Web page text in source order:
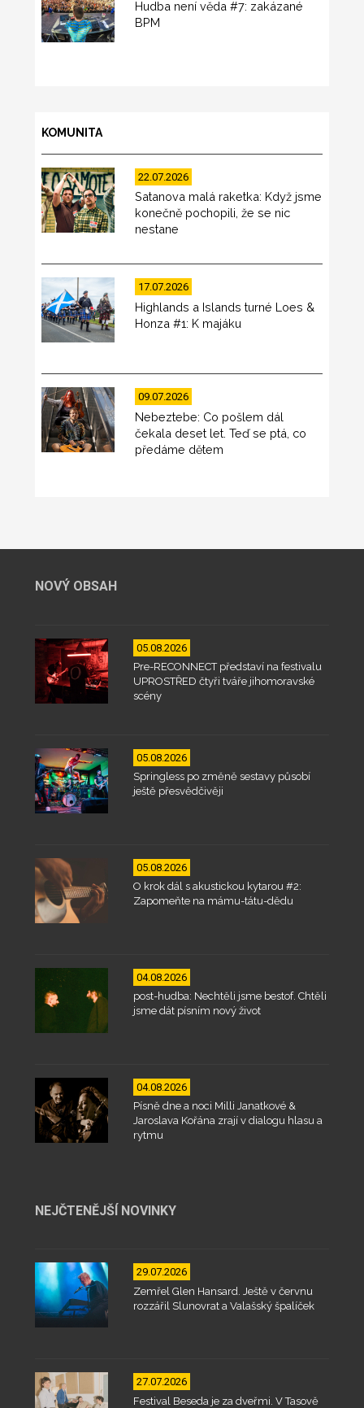
Hudba není věda #7: zakázané
BPM
KOMUNITA
22.07.2026
Satanova malá raketka: Když jsme
konečně pochopili, že se nic
nestane
17.07.2026
Highlands a Islands turné Loes &
Honza #1: K majáku
09.07.2026
Nebeztebe: Co pošlem dál
čekala deset let. Teď se ptá, co
předáme dětem
NOVÝ OBSAH
05.08.2026
Pre-RECONNECT představí na festivalu
UPROSTŘED čtyři tváře jihomoravské
scény
05.08.2026
Springless po změně sestavy působí
ještě přesvědčivěji
05.08.2026
O krok dál s akustickou kytarou #2:
Zapomeňte na mámu-tátu-dědu
04.08.2026
post-hudba: Nechtěli jsme bestof. Chtěli
jsme dát písním nový život
04.08.2026
Písně dne a noci Milli Janatkové &
Jaroslava Kořána zrají v dialogu hlasu a
rytmu
NEJČTENĚJŠÍ NOVINKY
29.07.2026
Zemřel Glen Hansard. Ještě v červnu
rozzářil Slunovrat a Valašský špalíček
27.07.2026
Festival Beseda je za dveřmi. V Tasově